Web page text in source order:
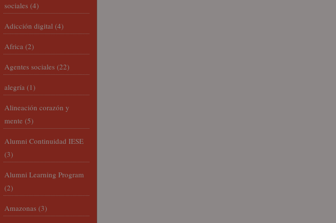
sociales (4)
Adicción digital (4)
Africa (2)
Agentes sociales (22)
alegría (1)
Alineación corazón y
mente (5)
Alumni Continuidad IESE
(3)
Alumni Learning Program
(2)
Amazonas (3)